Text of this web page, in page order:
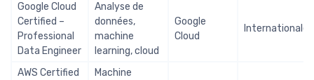
Google Cloud
Certified –
Professional
Data Engineer
Analyse de
données,
machine
learning, cloud
Google
Cloud
Internationale
AWS Certified
Machine